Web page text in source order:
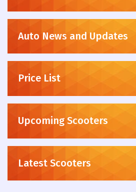
Auto News and Updates
Price List
Upcoming Scooters
Latest Scooters